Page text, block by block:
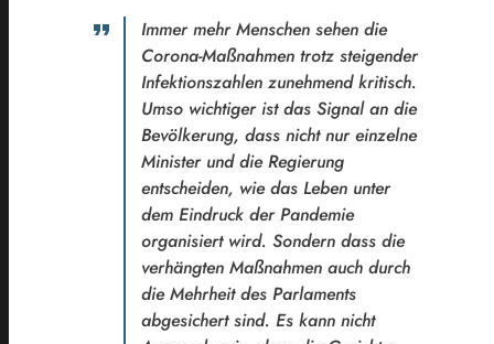
Immer mehr Menschen sehen die
Corona-Maßnahmen trotz steigender
Infektionszahlen zunehmend kritisch.
Umso wichtiger ist das Signal an die
Bevölkerung, dass nicht nur einzelne
Minister und die Regierung
entscheiden, wie das Leben unter
dem Eindruck der Pandemie
organisiert wird. Sondern dass die
verhängten Maßnahmen auch durch
die Mehrheit des Parlaments
abgesichert sind. Es kann nicht